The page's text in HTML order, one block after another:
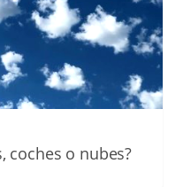
coches o nubes?